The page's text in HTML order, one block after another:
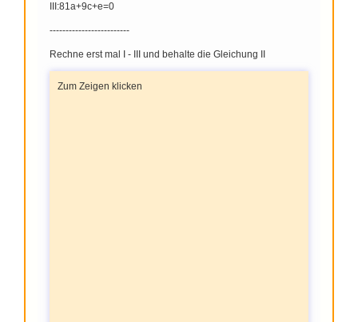
III:81a+9c+e=0
-------------------------
Rechne erst mal I - III und behalte die Gleichung II